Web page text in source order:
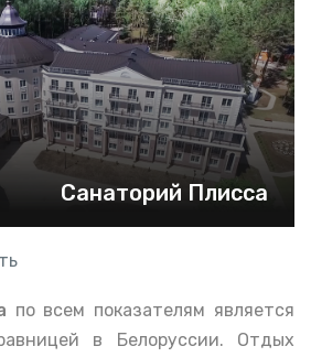
Санаторий Плисса
по всем показателям является
в Белоруссии. Отдых